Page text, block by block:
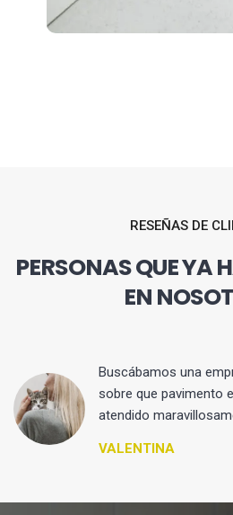
RESEÑAS DE
PERSONAS QUE YA
EN
Buscábamos una
sobre que pavimento
atendido
VALENTINA